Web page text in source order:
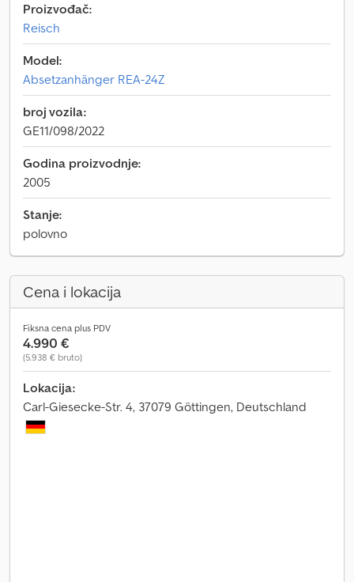
Proizvođač:
Reisch
Model:
Absetzanhänger REA-24Z
broj vozila:
GE11/098/2022
Godina proizvodnje:
2005
Stanje:
polovno
Cena i lokacija
Fiksna cena plus PDV
4.990 €
(5.938 € bruto)
Lokacija:
Carl-Giesecke-Str. 4, 37079 Göttingen, Deutschland